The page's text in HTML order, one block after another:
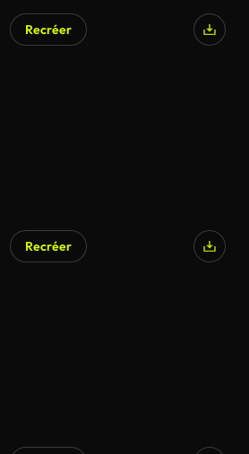
Recréer
Recréer